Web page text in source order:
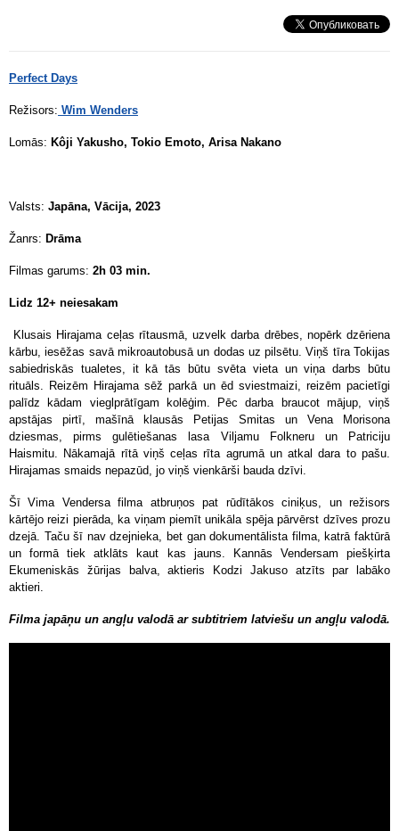
Perfect Days
Režisors: Wim Wenders
Lomās: Kôji Yakusho, Tokio Emoto, Arisa Nakano
Valsts: Japāna, Vācija, 2023
Žanrs: Drāma
Filmas garums: 2h 03 min.
Lidz 12+ neiesakam
Klusais Hirajama ceļas rītausmā, uzvelk darba drēbes, nopērk dzēriena
kārbu, iesēžas savā mikroautobusā un dodas uz pilsētu. Viņš tīra Tokijas
sabiedriskās tualetes, it kā tās būtu svēta vieta un viņa darbs būtu
rituāls. Reizēm Hirajama sēž parkā un ēd sviestmaizi, reizēm pacietīgi
palīdz kādam vieglprātīgam kolēģim. Pēc darba braucot mājup, viņš
apstājas pirtī, mašīnā klausās Petijas Smitas un Vena Morisona
dziesmas, pirms gulētiešanas lasa Viljamu Folkneru un Patriciju
Haismitu. Nākamajā rītā viņš ceļas rīta agrumā un atkal dara to pašu.
Hirajamas smaids nepazūd, jo viņš vienkārši bauda dzīvi.
Šī Vima Vendersa filma atbruņos pat rūdītākos ciniķus, un režisors
kārtējo reizi pierāda, ka viņam piemīt unikāla spēja pārvērst dzīves prozu
dzejā. Taču šī nav dzejnieka, bet gan dokumentālista filma, katrā faktūrā
un formā tiek atklāts kaut kas jauns. Kannās Vendersam piešķirta
Ekumeniskās žūrijas balva, aktieris Kodzi Jakuso atzīts par labāko
aktieri.
Filma japāņu un angļu valodā ar subtitriem latviešu un angļu valodā.